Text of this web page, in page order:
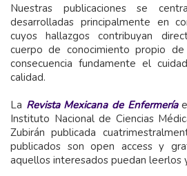
Nuestras publicaciones se
desarrolladas principalmente en
cuyos hallazgos contribuyan
cuerpo de conocimiento propio
consecuencia fundamente el
calidad.
La Revista Mexicana de Enfermería
Instituto Nacional de Ciencias
Zubirán publicada
publicados son open access y
aquellos interesados puedan leerlos